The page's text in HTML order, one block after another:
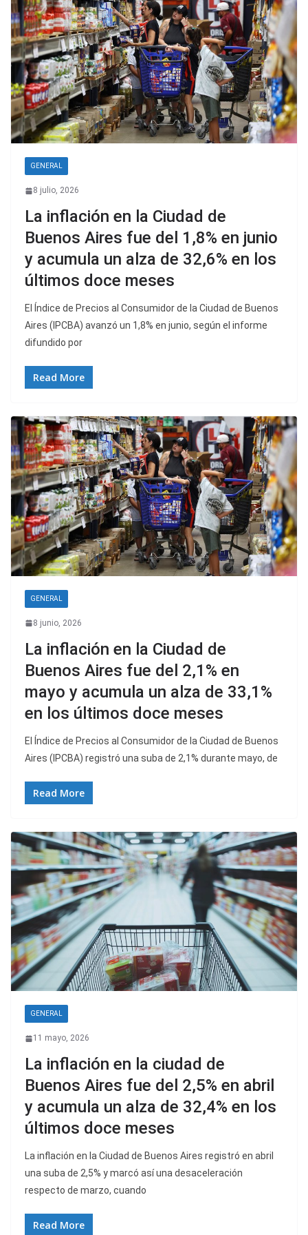
GENERAL
8 julio, 2026
La inflación en la Ciudad de
Buenos Aires fue del 1,8% en junio
y acumula un alza de 32,6% en los
últimos doce meses
El Índice de Precios al Consumidor de la Ciudad de Buenos
Aires (IPCBA) avanzó un 1,8% en junio, según el informe
difundido por
Read More
GENERAL
8 junio, 2026
La inflación en la Ciudad de
Buenos Aires fue del 2,1% en
mayo y acumula un alza de 33,1%
en los últimos doce meses
El Índice de Precios al Consumidor de la Ciudad de Buenos
Aires (IPCBA) registró una suba de 2,1% durante mayo, de
Read More
GENERAL
11 mayo, 2026
La inflación en la ciudad de
Buenos Aires fue del 2,5% en abril
y acumula un alza de 32,4% en los
últimos doce meses
La inflación en la Ciudad de Buenos Aires registró en abril
una suba de 2,5% y marcó así una desaceleración
respecto de marzo, cuando
Read More